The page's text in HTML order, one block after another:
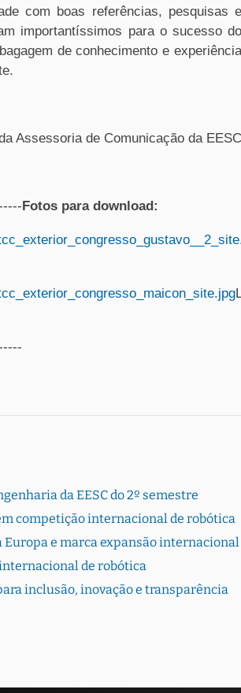
com boas referências, pesquisas e
importantíssimos para o sucesso do
de conhecimento e experiência
Assessoria de Comunicação da EESC
Fotos para download:
da EESC do 2º semestre
competição internacional de robótica
e marca expansão internacional
de robótica
inclusão, inovação e transparência